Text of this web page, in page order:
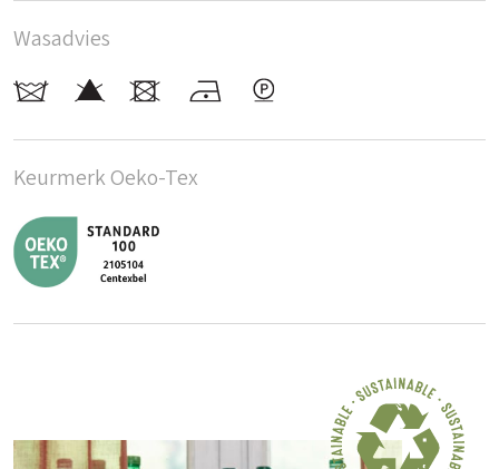
Wasadvies
Keurmerk Oeko-Tex